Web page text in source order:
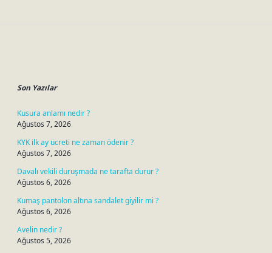
Son Yazılar
Kusura anlamı nedir ?
Ağustos 7, 2026
KYK ilk ay ücreti ne zaman ödenir ?
Ağustos 7, 2026
Davalı vekili duruşmada ne tarafta durur ?
Ağustos 6, 2026
Kumaş pantolon altına sandalet giyilir mi ?
Ağustos 6, 2026
Avelin nedir ?
Ağustos 5, 2026